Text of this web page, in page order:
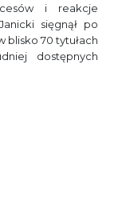
i reakcje
sięgnął po
blisko 70 tytułach
dostępnych